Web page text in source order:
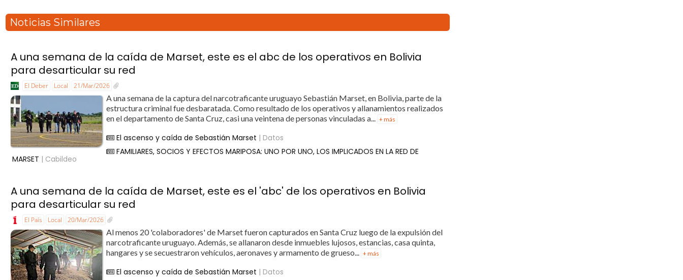
Noticias Similares
A una semana de la caída de Marset, este es el abc de los operativos en Bolivia
para desarticular su red
El Deber Local 21/Mar/2026
A una semana de la captura del narcotraficante uruguayo Sebastián Marset, en Bolivia, parte de la
estructura criminal fue desbaratada. Como resultado de los operativos y allanamientos realizados
en el departamento de Santa Cruz, casi una veintena de personas vinculadas a...
+ más
El ascenso y caída de Sebastián Marset | Datos
FAMILIARES, SOCIOS Y EFECTOS MARIPOSA: UNO POR UNO, LOS IMPLICADOS EN LA RED DE
MARSET | Cabildeo
A una semana de la caída de Marset, este es el 'abc' de los operativos en Bolivia
para desarticular su red
El País Local 20/Mar/2026
Al menos 20 'colaboradores' de Marset fueron capturados en Santa Cruz luego de la expulsión del
narcotraficante uruguayo. Además, se allanaron desde inmuebles lujosos, estancias, casa quinta,
hangares y se secuestraron vehículos, aeronaves y armamento de grueso... + más
El ascenso y caída de Sebastián Marset | Datos